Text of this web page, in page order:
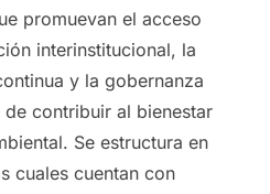
promuevan el acceso
interinstitucional, la
y la gobernanza
contribuir al bienestar
Se estructura en
cuales cuentan con